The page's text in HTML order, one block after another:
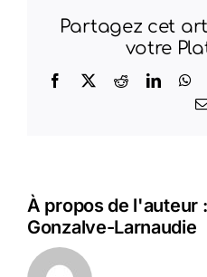
Partagez cet
votre
Facebook
X Reddit
À propos de l'auteur :
Gonzalve-Larnaudie